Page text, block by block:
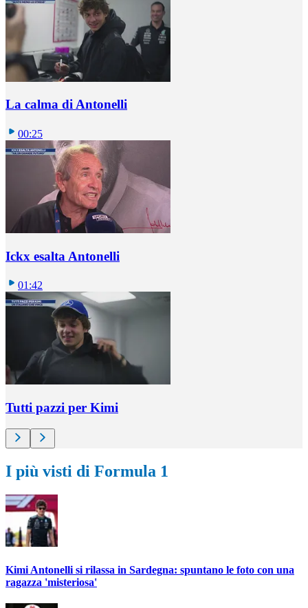
La calma di Antonelli
00:25
Ickx esalta Antonelli
01:42
Tutti pazzi per Kimi
I più visti di Formula 1
Kimi Antonelli si rilassa in Sardegna: spuntano le foto con una
ragazza 'misteriosa'